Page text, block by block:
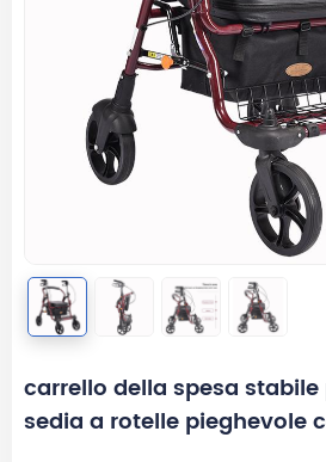
carrello della spesa stabile
sedia a rotelle pieghevole